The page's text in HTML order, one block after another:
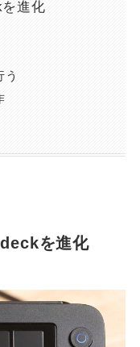
を進化
を進化